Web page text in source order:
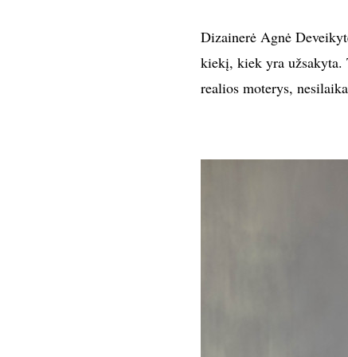
Dizainerė Agnė
kiekį, kiek yra užsakyta.
realios moterys,